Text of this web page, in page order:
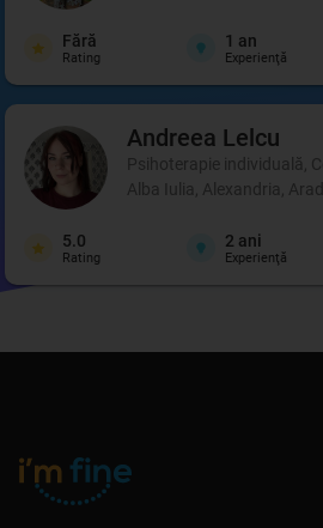
Fără
Rating
1 an
Experienţă
Andreea Lelcu
Psihoterapie individuală,
Alba Iulia, Alexandria,
5.0
Rating
2 ani
Experienţă